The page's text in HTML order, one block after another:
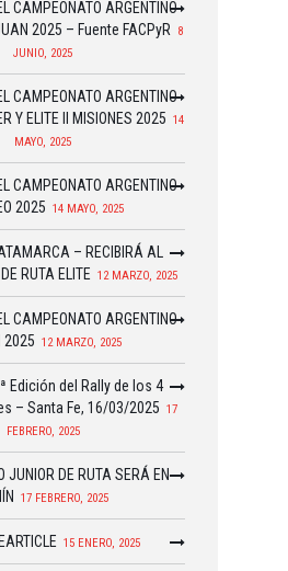
CAMPEONATO ARGENTINO
2025 – Fuente FACPyR
8
JUNIO, 2025
CAMPEONATO ARGENTINO
Y ELITE II MISIONES 2025 14
MAYO, 2025
CAMPEONATO ARGENTINO
2025 14 MAYO, 2025
– RECIBIRÁ AL
RUTA ELITE 12 MARZO, 2025
CAMPEONATO ARGENTINO
2025 12 MARZO, 2025
Edición del Rally de los 4
– Santa Fe, 16/03/2025 17
FEBRERO, 2025
JUNIOR DE RUTA SERÁ EN
17 FEBRERO, 2025
15 ENERO, 2025